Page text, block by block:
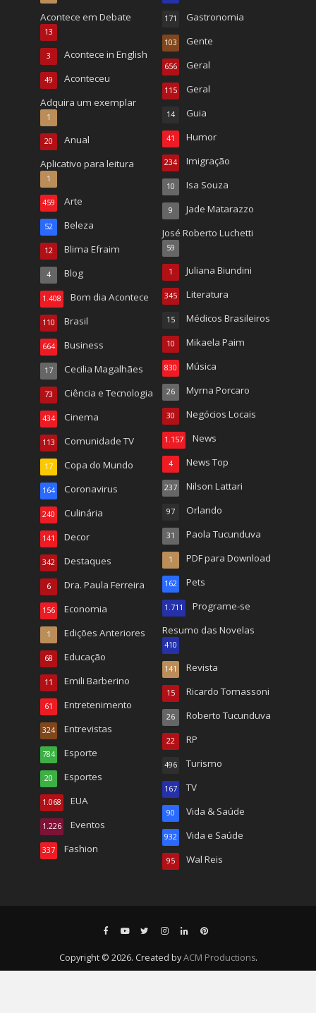
Acontece em Debate
13
Acontece in English
3
Aconteceu
49
Adquira um exemplar
1
Anual
20
Aplicativo para leitura
1
Arte
459
Beleza
52
Blima Efraim
12
Blog
4
Bom dia Acontece
1.408
Brasil
110
Business
664
Cecilia Magalhães
17
Ciência e Tecnologia
73
Cinema
434
Comunidade TV
113
Copa do Mundo
17
Coronavirus
164
Culinária
240
Decor
141
Destaques
342
Dra. Paula Ferreira
6
Economia
156
Edições Anteriores
1
Educação
68
Emili Barberino
11
Entretenimento
61
Entrevistas
324
Esporte
784
Esportes
20
EUA
1.068
Eventos
1.226
Fashion
337
Gastronomia
171
Gente
103
Geral
656
Geral
115
Guia
14
Humor
41
Imigração
234
Isa Souza
10
Jade Matarazzo
9
José Roberto Luchetti
59
Juliana Biundini
1
Literatura
345
Médicos Brasileiros
15
Mikaela Paim
10
Música
830
Myrna Porcaro
26
Negócios Locais
30
News
1.157
News Top
4
Nilson Lattari
237
Orlando
97
Paola Tucunduva
31
PDF para Download
1
Pets
162
Programe-se
1.711
Resumo das Novelas
410
Revista
141
Ricardo Tomassoni
15
Roberto Tucunduva
26
RP
22
Turismo
496
TV
167
Vida & Saúde
90
Vida e Saúde
932
Wal Reis
95
Copyright © 2026. Created byACM Productions.